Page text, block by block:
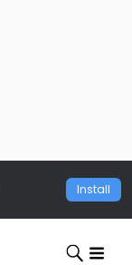
Install